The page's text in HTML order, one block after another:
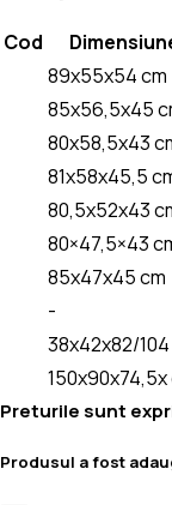
Cod
89x55x54 cm
85x56,5x45
80x58,5x43
81x58x45,5
80,5x52x43
80×47,5×43
85x47x45 cm
-
38x42x82/
150x90x74,5x
Preturile sunt
Produsul a fost